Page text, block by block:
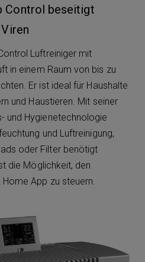
Control beseitigt
Luftreiniger mit
in einem Raum von bis zu
Er ist ideal für Haushalte
und Haustieren. Mit seiner
und Hygienetechnologie
und Luftreinigung,
oder Filter benötigt
die Möglichkeit, den
App zu steuern.